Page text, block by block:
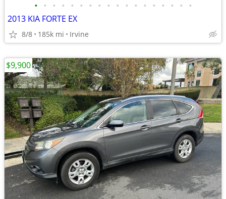
• • • • • • • • • • • • • • • • • •
2013 KIA FORTE EX
8/8 185k mi Irvine
$9,900